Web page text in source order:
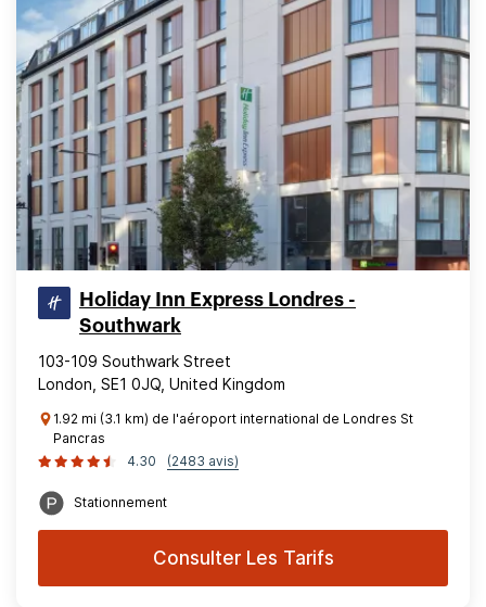
Holiday Inn Express Londres -
Southwark
103-109 Southwark Street
London, SE1 0JQ, United Kingdom
1.92 mi (3.1 km) de l'aéroport international de Londres St
Pancras
4.30
(2483 avis)
Stationnement
Consulter Les Tarifs